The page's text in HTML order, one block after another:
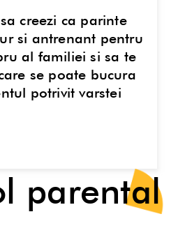
creezi ca parinte
si antrenant pentru
al familiei si sa te
se poate bucura
potrivit varstei
parental